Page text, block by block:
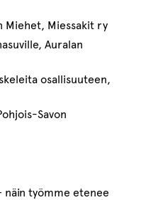
Miehet, Miessakit ry
Auralan
osallisuuteen,
Savon
näin työmme etenee